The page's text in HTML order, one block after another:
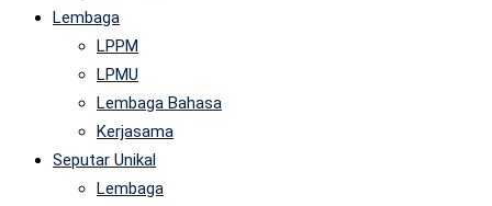
Lembaga
LPPM
LPMU
Lembaga Bahasa
Kerjasama
Seputar Unikal
Lembaga